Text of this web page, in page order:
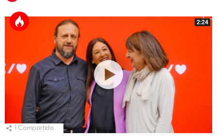
2:24
Compartido